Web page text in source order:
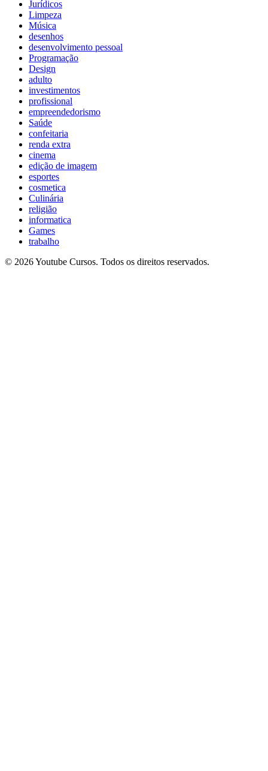
Jurídicos
Limpeza
Música
desenhos
desenvolvimento pessoal
Programação
Design
adulto
investimentos
profissional
empreendedorismo
Saúde
confeitaria
renda extra
cinema
edição de imagem
esportes
cosmetica
Culinária
religião
informatica
Games
trabalho
© 2026 Youtube Cursos. Todos os direitos reservados.